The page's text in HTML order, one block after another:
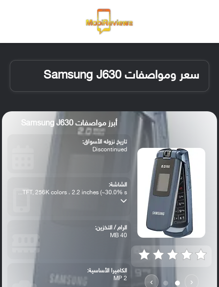
سعر ومواصفات Samsung J630
‹
›
أبرز مواصفات Samsung J630
تاريخ نزوله الأسواق:
Discontinued
الشاشة:
TFT, 256K colors ، 2.2 inches (~30.0% s...
الرام / التخزين:
40 MB
الكاميرا الأساسية:
2 MP